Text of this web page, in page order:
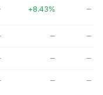
+8.43% ─
─ ─
─ ─
─ ─